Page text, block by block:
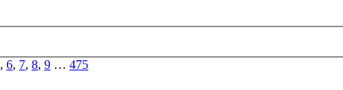
, 6, 7, 8, 9 … 475